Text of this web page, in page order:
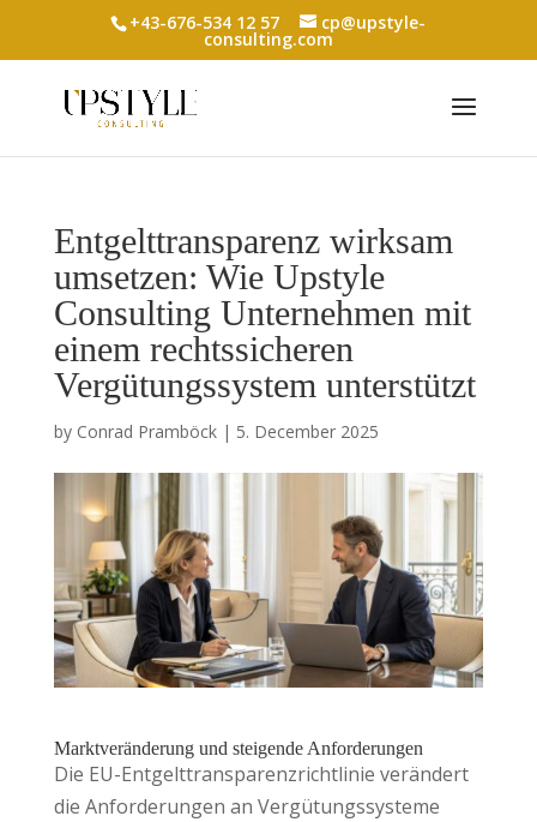
+43-676-534 12 57 cp@upstyle-
consulting.com
Entgelttransparenz wirksam
umsetzen: Wie Upstyle
Consulting Unternehmen mit
einem rechtssicheren
Vergütungssystem unterstützt
by Conrad Pramböck| 5. December 2025
Marktveränderung und steigende Anforderungen
Die EU-Entgelttransparenzrichtlinie verändert
die Anforderungen an Vergütungssysteme